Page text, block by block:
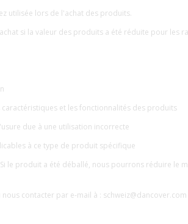
utilisée lors de l'achat des produits.
si la valeur des produits a été réduite pour les
et les fonctionnalités des produits
due à une utilisation incorrecte
à ce type de produit spécifique
le produit a été déballé, nous pourrons réduire le
contacter par e-mail à : schweiz@dancover.com